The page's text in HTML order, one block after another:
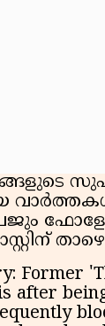
ഫോളോ
താഴെ
Former
after